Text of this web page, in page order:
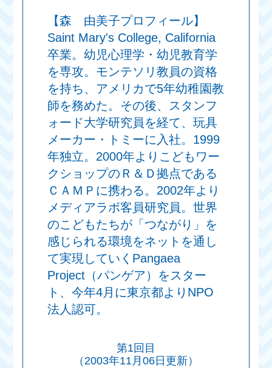
【森 由美子プロフィール】
Saint Mary's College, California
卒業。幼児心理学・幼児教育学
を専攻。モンテソリ教員の資格
を持ち、アメリカで5年幼稚園教
師を務めた。その後、スタンフ
ォード大学研究員を経て、玩具
メーカー・トミーに入社。1999
年独立。2000年よりこどもワー
クショップのＲ＆Ｄ拠点である
ＣＡＭＰに携わる。2002年より
メディアラボ客員研究員。世界
のこどもたちが「つながり」を
感じられる環境をネットを通し
て実現していくPangaea
Project（パンゲア）をスター
ト、今年4月に東京都よりNPO
法人認可。
第1回目
（2003年11月06日更新）